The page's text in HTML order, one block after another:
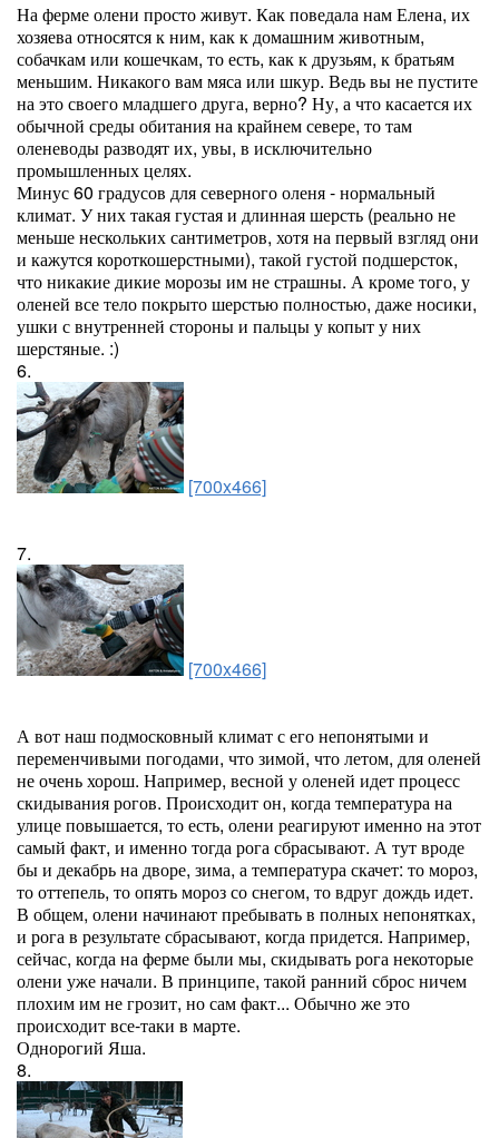
На ферме олени просто живут. Как поведала нам Елена, их
хозяева относятся к ним, как к домашним животным,
собачкам или кошечкам, то есть, как к друзьям, к братьям
меньшим. Никакого вам мяса или шкур. Ведь вы не пустите
на это своего младшего друга, верно? Ну, а что касается их
обычной среды обитания на крайнем севере, то там
оленеводы разводят их, увы, в исключительно
промышленных целях.
Минус 60 градусов для северного оленя - нормальный
климат. У них такая густая и длинная шерсть (реально не
меньше нескольких сантиметров, хотя на первый взгляд они
и кажутся короткошерстными), такой густой подшерсток,
что никакие дикие морозы им не страшны. А кроме того, у
оленей все тело покрыто шерстью полностью, даже носики,
ушки с внутренней стороны и пальцы у копыт у них
шерстяные. :)
6.
[700x466]
7.
[700x466]
А вот наш подмосковный климат с его непонятыми и
переменчивыми погодами, что зимой, что летом, для оленей
не очень хорош. Например, весной у оленей идет процесс
скидывания рогов. Происходит он, когда температура на
улице повышается, то есть, олени реагируют именно на этот
самый факт, и именно тогда рога сбрасывают. А тут вроде
бы и декабрь на дворе, зима, а температура скачет: то мороз,
то оттепель, то опять мороз со снегом, то вдруг дождь идет.
В общем, олени начинают пребывать в полных непонятках,
и рога в результате сбрасывают, когда придется. Например,
сейчас, когда на ферме были мы, скидывать рога некоторые
олени уже начали. В принципе, такой ранний сброс ничем
плохим им не грозит, но сам факт... Обычно же это
происходит все-таки в марте.
Однорогий Яша.
8.